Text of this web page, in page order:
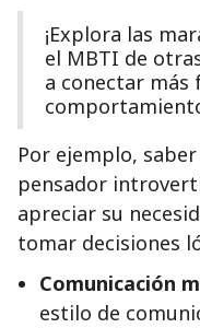
¡Explora las
el MBTI de
a conectar más
Por ejemplo,
pensador
apreciar su
tomar decisiones
Comunicación
estilo de